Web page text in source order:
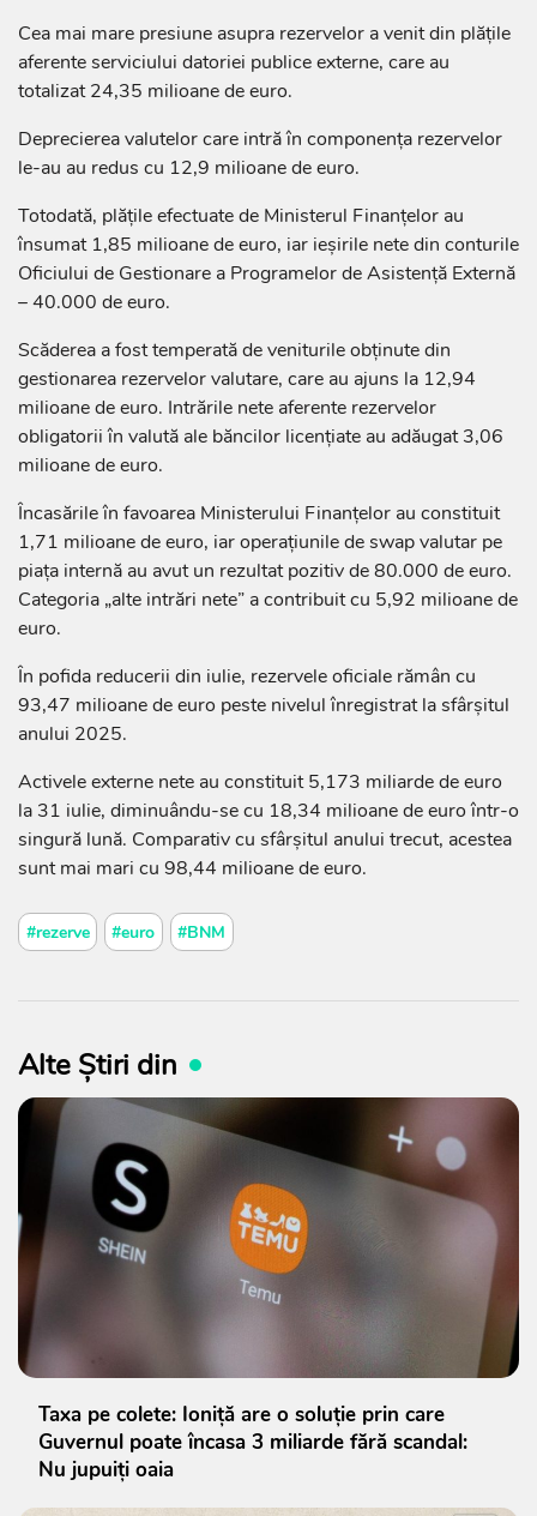
Cea mai mare presiune asupra rezervelor a venit din plățile
aferente serviciului datoriei publice externe, care au
totalizat 24,35 milioane de euro.
Deprecierea valutelor care intră în componența rezervelor
le-au au redus cu 12,9 milioane de euro.
Totodată, plățile efectuate de Ministerul Finanțelor au
însumat 1,85 milioane de euro, iar ieșirile nete din conturile
Oficiului de Gestionare a Programelor de Asistență Externă
– 40.000 de euro.
Scăderea a fost temperată de veniturile obținute din
gestionarea rezervelor valutare, care au ajuns la 12,94
milioane de euro. Intrările nete aferente rezervelor
obligatorii în valută ale băncilor licențiate au adăugat 3,06
milioane de euro.
Încasările în favoarea Ministerului Finanțelor au constituit
1,71 milioane de euro, iar operațiunile de swap valutar pe
piața internă au avut un rezultat pozitiv de 80.000 de euro.
Categoria „alte intrări nete” a contribuit cu 5,92 milioane de
euro.
În pofida reducerii din iulie, rezervele oficiale rămân cu
93,47 milioane de euro peste nivelul înregistrat la sfârșitul
anului 2025.
Activele externe nete au constituit 5,173 miliarde de euro
la 31 iulie, diminuându-se cu 18,34 milioane de euro într-o
singură lună. Comparativ cu sfârșitul anului trecut, acestea
sunt mai mari cu 98,44 milioane de euro.
#rezerve #euro #BNM
Alte Știri din
Taxa pe colete: Ioniță are o soluție prin care
Guvernul poate încasa 3 miliarde fără scandal:
Nu jupuiți oaia